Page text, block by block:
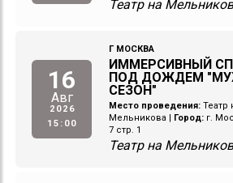
Театр на
16
Авг
2026
15:00
Г МОСКВА
ИММЕРСИВНЫЙ
ПОД ДОЖДЕМ
СЕЗОН"
Место проведения: Театр
Мельникова | Город: г.
7 стр. 1
Театр на